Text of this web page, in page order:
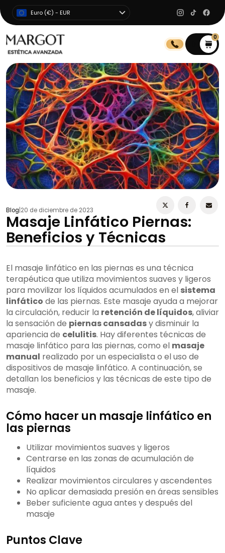
Euro (€) - EUR
0
Blog 20 de diciembre de 2023
Masaje Linfático Piernas:
Beneficios y Técnicas
El masaje linfático en las piernas es una técnica
terapéutica que utiliza movimientos suaves y ligeros
para movilizar los líquidos acumulados en el sistema
linfático de las piernas. Este masaje ayuda a mejorar
la circulación, reducir la retención de líquidos, aliviar
la sensación de piernas cansadasy disminuir la
apariencia de celulitis. Hay diferentes técnicas de
masaje linfático para las piernas, como el masaje
manual realizado por un especialista o el uso de
dispositivos de masaje linfático. A continuación, se
detallan los beneficios y las técnicas de este tipo de
masaje.
Cómo hacer un masaje linfático en
las piernas
Utilizar movimientos suaves y ligeros
Centrarse en las zonas de acumulación de
líquidos
Realizar movimientos circulares y ascendentes
No aplicar demasiada presión en áreas sensibles
Beber suficiente agua antes y después del
masaje
Puntos Clave